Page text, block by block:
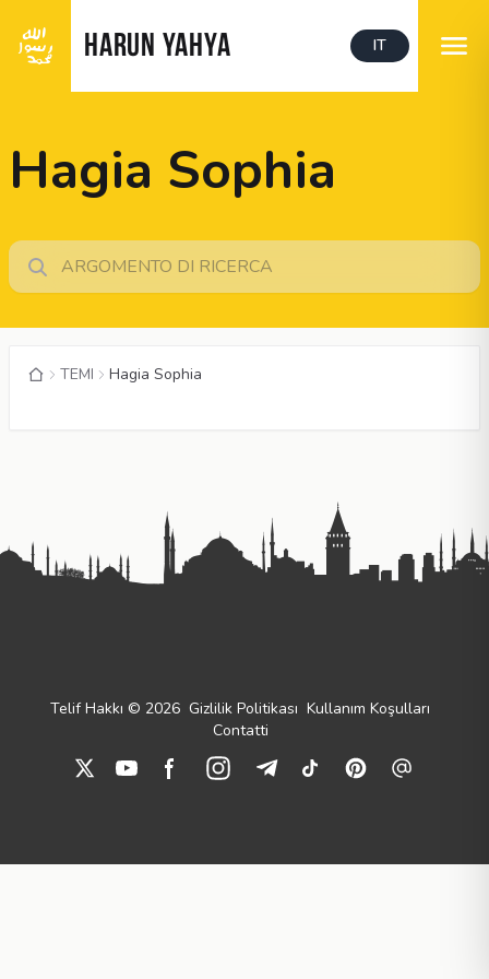
HARUN YAHYA IT
Hagia Sophia
TEMI Hagia Sophia
Telif Hakkı © 2026 Gizlilik Politikası Kullanım Koşulları
Contatti